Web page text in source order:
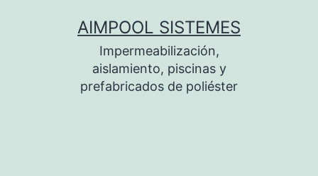
AIMPOOL SISTEMES
Impermeabilización,
aislamiento, piscinas y
prefabricados de poliéster